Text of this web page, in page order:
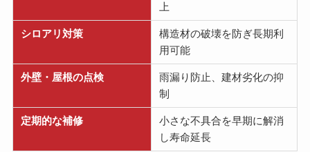
上
シロアリ対策
構造材の破壊を防ぎ長期利
用可能
外壁・屋根の点検
雨漏り防止、建材劣化の抑
制
定期的な補修
小さな不具合を早期に解消
し寿命延長